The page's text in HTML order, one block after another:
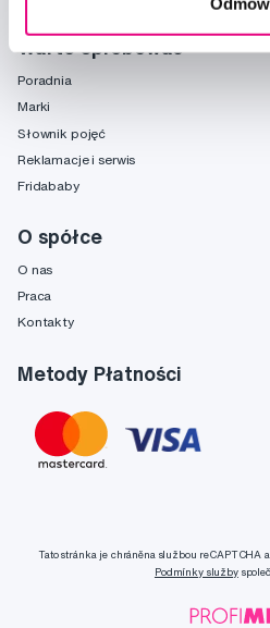
Poradnia
Marki
Słownik pojęć
Reklamacje i serwis
Fridababy
O spółce
O nas
Praca
Kontakty
Metody Płatności
Tato stránka je chráněna službou reCAPTCHA
Podmínky služby